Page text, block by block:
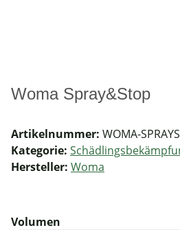
Woma Spray&Stop
Artikelnummer: WOMA-
Kategorie:
Hersteller: Woma
Volumen